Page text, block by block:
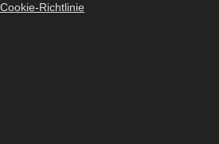
Cookie-Richtlinie